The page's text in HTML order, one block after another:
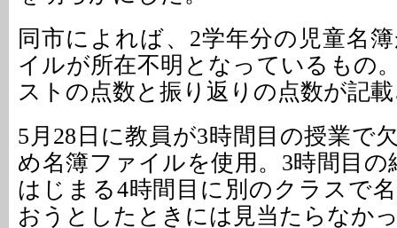
同市によれば、2学年分の児童名
イルが所在不明となっているもの
ストの点数と振り返りの点数が記
5月28日に教員が3時間目の授業で
め名簿ファイルを使用。3時間目の
はじまる4時間目に別のクラスで
おうとしたときには見当たらなか